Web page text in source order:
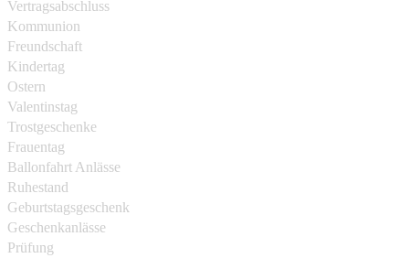
Vertragsabschluss
Kommunion
Freundschaft
Kindertag
Ostern
Valentinstag
Trostgeschenke
Frauentag
Ballonfahrt Anlässe
Ruhestand
Geburtstagsgeschenk
Geschenkanlässe
Prüfung